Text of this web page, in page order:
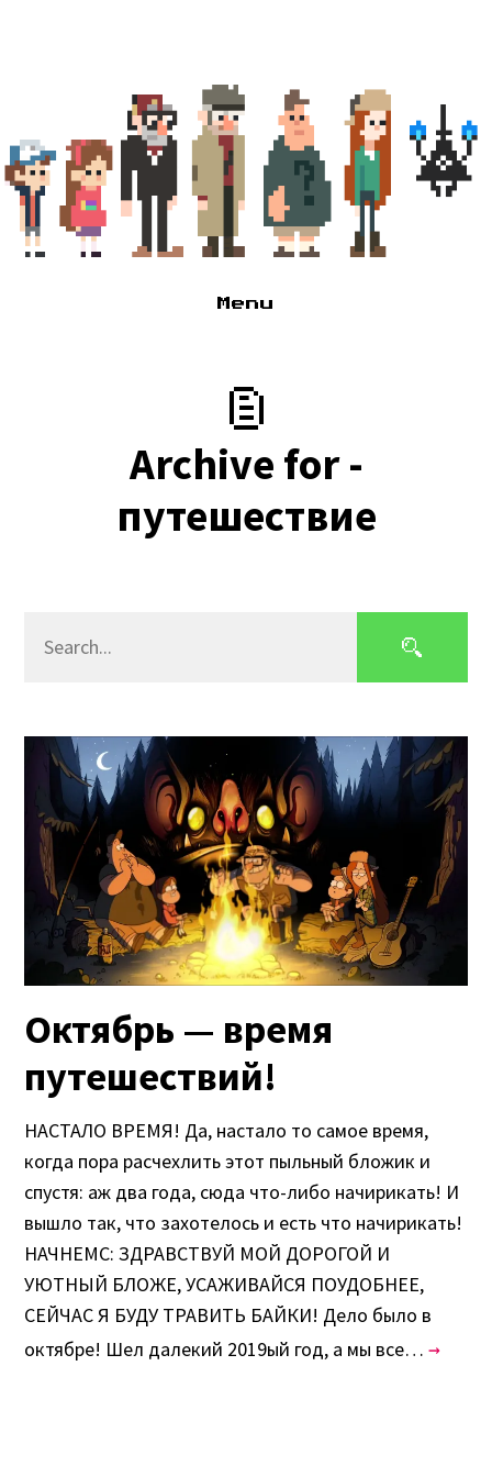
Menu
Туда сюда, там сям
Псссс парень
Archive for -
путешествие
Октябрь — время
путешествий!
НАСТАЛО ВРЕМЯ! Да, настало то самое время,
когда пора расчехлить этот пыльный бложик и
спустя: аж два года, сюда что-либо начирикать! И
вышло так, что захотелось и есть что начирикать!
НАЧНЕМС: ЗДРАВСТВУЙ МОЙ ДОРОГОЙ И
УЮТНЫЙ БЛОЖЕ, УСАЖИВАЙСЯ ПОУДОБНЕЕ,
СЕЙЧАС Я БУДУ ТРАВИТЬ БАЙКИ! Дело было в
октябре! Шел далекий 2019ый год, а мы все…→